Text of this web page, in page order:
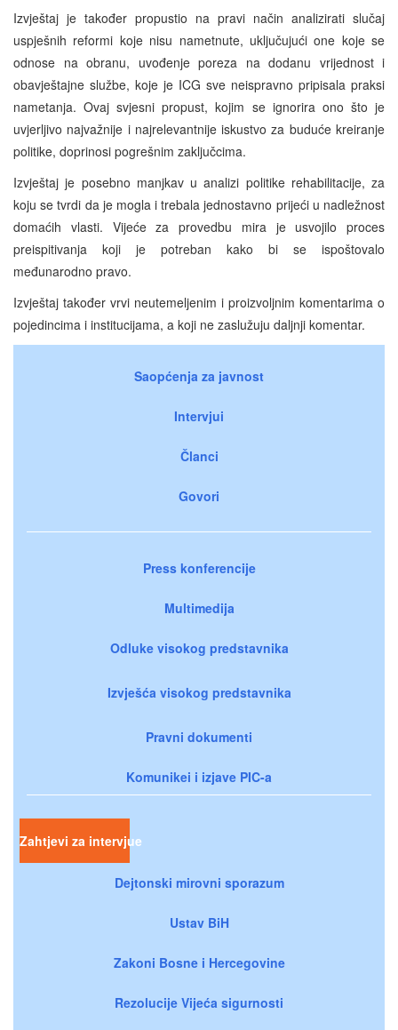
Izvještaj je također propustio na pravi način analizirati slučaj
uspješnih reformi koje nisu nametnute, uključujući one koje se
odnose na obranu, uvođenje poreza na dodanu vrijednost i
obavještajne službe, koje je ICG sve neispravno pripisala praksi
nametanja. Ovaj svjesni propust, kojim se ignorira ono što je
uvjerljivo najvažnije i najrelevantnije iskustvo za buduće kreiranje
politike, doprinosi pogrešnim zaključcima.
Izvještaj je posebno manjkav u analizi politike rehabilitacije, za
koju se tvrdi da je mogla i trebala jednostavno prijeći u nadležnost
domaćih vlasti. Vijeće za provedbu mira je usvojilo proces
preispitivanja koji je potreban kako bi se ispoštovalo
međunarodno pravo.
Izvještaj također vrvi neutemeljenim i proizvoljnim komentarima o
pojedincima i institucijama, a koji ne zaslužuju daljnji komentar.
Saopćenja za javnost
Intervjui
Članci
Govori
Press konferencije
Multimedija
Odluke visokog predstavnika
Izvješća visokog predstavnika
Pravni dokumenti
Komunikei i izjave PIC-a
Zahtjevi za intervjue
Dejtonski mirovni sporazum
Ustav BiH
Zakoni Bosne i Hercegovine
Rezolucije Vijeća sigurnosti